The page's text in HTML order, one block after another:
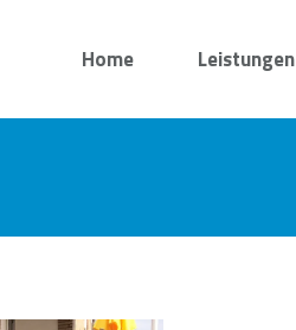
Home Leistungen